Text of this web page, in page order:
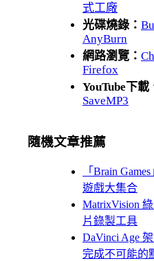
式工廠
光碟燒錄：
AnyBurn
網路瀏覽：
Firefox
YouTube下載
SaveMP3
隨機文章推薦
「Brain
遊戲大集合
MatrixVision
片錄製工具
DaVinci Age
完成不可能的